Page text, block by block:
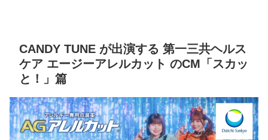
CANDY TUNE が出演する 第一三共ヘルス
ケア エージーアレルカット のCM「スカッ
と！」篇